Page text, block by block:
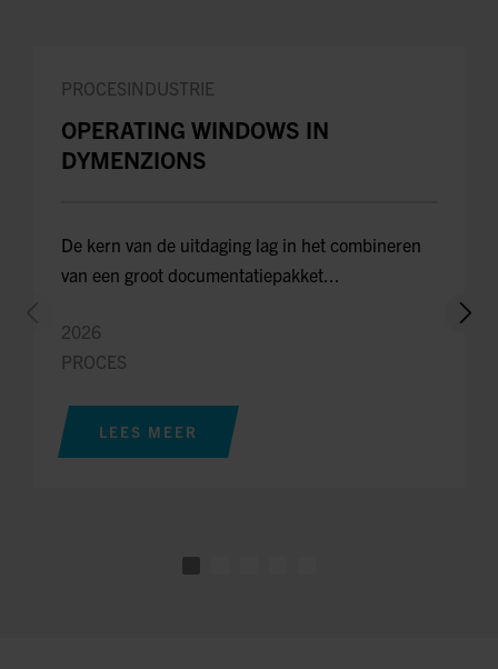
PROCESINDUSTRIE
OPERATING WINDOWS IN
DYMENZIONS
De kern van de uitdaging lag in het combineren
van een groot documentatiepakket...
2026
PROCES
LEES MEER